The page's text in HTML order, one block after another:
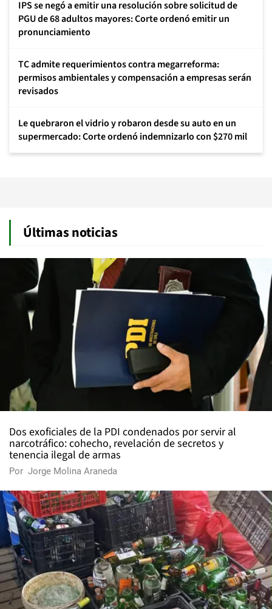
IPS se negó a emitir una resolución sobre solicitud de
PGU de 68 adultos mayores: Corte ordenó emitir un
pronunciamiento
TC admite requerimientos contra megarreforma:
permisos ambientales y compensación a empresas serán
revisados
Le quebraron el vidrio y robaron desde su auto en un
supermercado: Corte ordenó indemnizarlo con $270 mil
Últimas noticias
Dos exoficiales de la PDI condenados por servir al
narcotráfico: cohecho, revelación de secretos y
tenencia ilegal de armas
Por Jorge Molina Araneda